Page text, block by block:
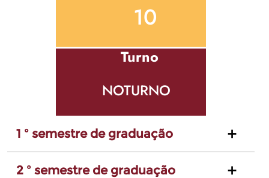
10
Turno
NOTURNO
1 º semestre de graduação
2 º semestre de graduação